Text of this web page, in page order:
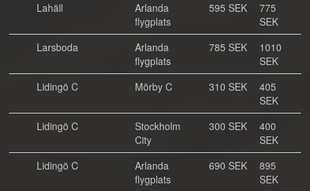
Lahäll
Arlanda
flygplats
595 SEK
775
SEK
Larsboda
Arlanda
flygplats
785 SEK
1010
SEK
Lidingö C
Mörby C 310 SEK
405
SEK
Lidingö C
Stockholm
City
300 SEK
400
SEK
Lidingö C
Arlanda
flygplats
690 SEK
895
SEK